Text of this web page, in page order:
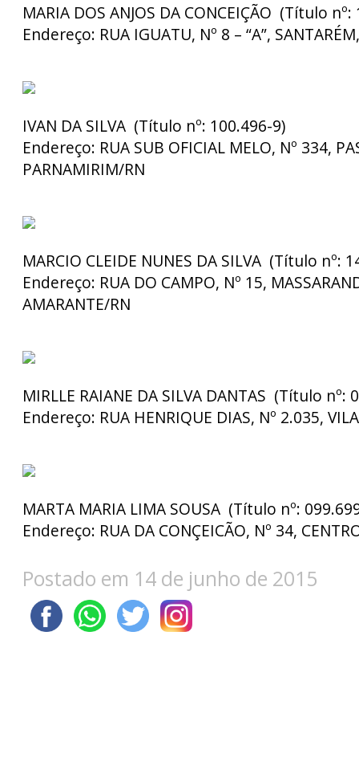
MARIA DOS ANJOS DA CONCEIÇÃO (Título
Endereço: RUA IGUATU, Nº 8 – “A”,
IVAN DA SILVA (Título nº: 100.496-9)
Endereço: RUA SUB OFICIAL MELO, Nº 334,
PARNAMIRIM/RN
MARCIO CLEIDE NUNES DA SILVA (Título nº:
Endereço: RUA DO CAMPO, Nº 15,
AMARANTE/RN
MIRLLE RAIANE DA SILVA DANTAS (Título nº:
Endereço: RUA HENRIQUE DIAS, Nº 2.035,
MARTA MARIA LIMA SOUSA (Título nº:
Endereço: RUA DA CONÇEICÃO, Nº 34,
Postado em 14 de junho de 2015